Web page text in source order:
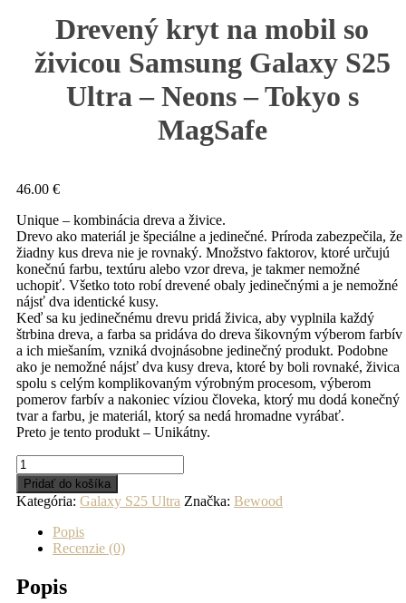
Drevený kryt na mobil so
živicou Samsung Galaxy S25
Ultra – Neons – Tokyo s
MagSafe
46.00 €
Unique – kombinácia dreva a živice.
Drevo ako materiál je špeciálne a jedinečné. Príroda zabezpečila, že
žiadny kus dreva nie je rovnaký. Množstvo faktorov, ktoré určujú
konečnú farbu, textúru alebo vzor dreva, je takmer nemožné
uchopiť. Všetko toto robí drevené obaly jedinečnými a je nemožné
nájsť dva identické kusy.
Keď sa ku jedinečnému drevu pridá živica, aby vyplnila každý
štrbina dreva, a farba sa pridáva do dreva šikovným výberom farbív
a ich miešaním, vzniká dvojnásobne jedinečný produkt. Podobne
ako je nemožné nájsť dva kusy dreva, ktoré by boli rovnaké, živica
spolu s celým komplikovaným výrobným procesom, výberom
pomerov farbív a nakoniec víziou človeka, ktorý mu dodá konečný
tvar a farbu, je materiál, ktorý sa nedá hromadne vyrábať.
Preto je tento produkt – Unikátny.
množstvo
Drevený
kryt
mobil
Samsung
Galaxy
Pridať do košíka
Kategória: Galaxy S25 Ultra Značka: Bewood
Popis
Recenzie (0)
Popis